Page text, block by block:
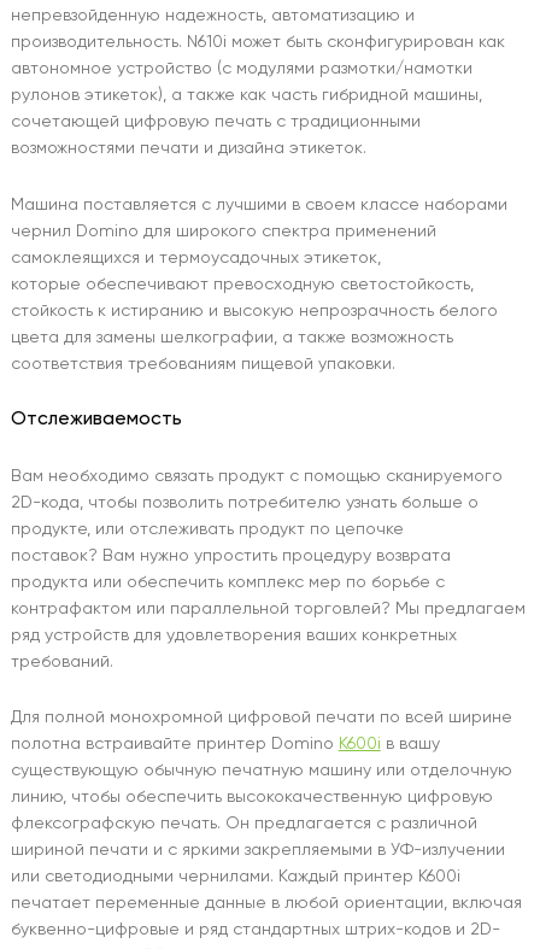
непревзойденную надежность, автоматизацию и
производительность. N610i может быть сконфигурирован как
автономное устройство (с модулями размотки/намотки
рулонов этикеток), а также как часть гибридной машины,
сочетающей цифровую печать с традиционными
возможностями печати и дизайна этикеток.
Машина поставляется с лучшими в своем классе наборами
чернил Domino для широкого спектра применений
самоклеящихся и термоусадочных этикеток,
которые обеспечивают превосходную светостойкость,
стойкость к истиранию и высокую непрозрачность белого
цвета для замены шелкографии, а также возможность
соответствия требованиям пищевой упаковки.
Отслеживаемость
Вам необходимо связать продукт с помощью сканируемого
2D-кода, чтобы позволить потребителю узнать больше о
продукте, или отслеживать продукт по цепочке
поставок? Вам нужно упростить процедуру возврата
продукта или обеспечить комплекс мер по борьбе с
контрафактом или параллельной торговлей? Мы предлагаем
ряд устройств для удовлетворения ваших конкретных
требований.
Для полной монохромной цифровой печати по всей ширине
полотна встраивайте принтер Domino K600i в вашу
существующую обычную печатную машину или отделочную
линию, чтобы обеспечить высококачественную цифровую
флексографскую печать. Он предлагается с различной
шириной печати и с яркими закрепляемыми в УФ-излучении
или светодиодными чернилами. Каждый принтер K600i
печатает переменные данные в любой ориентации, включая
буквенно-цифровые и ряд стандартных штрих-кодов и 2D-